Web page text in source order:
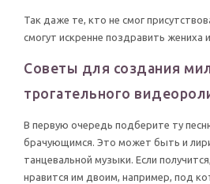
Так даже те, кто не смог
смогут искренне поздравить жениха
Советы для создания
трогательного
В первую очередь подберите ту
брачующимся. Это может быть и
танцевальной музыки. Если
нравится им двоим, например, под